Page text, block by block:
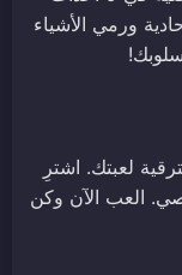
ورمي الأشياء
لعبتك. اشترِ
العب الآن وكن